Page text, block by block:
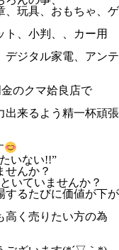
、玩具、おもちゃ、ゲ
ト、小判、、カー用
デジタル家電、アンテ
のクマ姶良店で
出来るよう精一杯頑張
いない!!”
せんか？
いていませんか？
するたびに価値が下が
高く売りたい方の為